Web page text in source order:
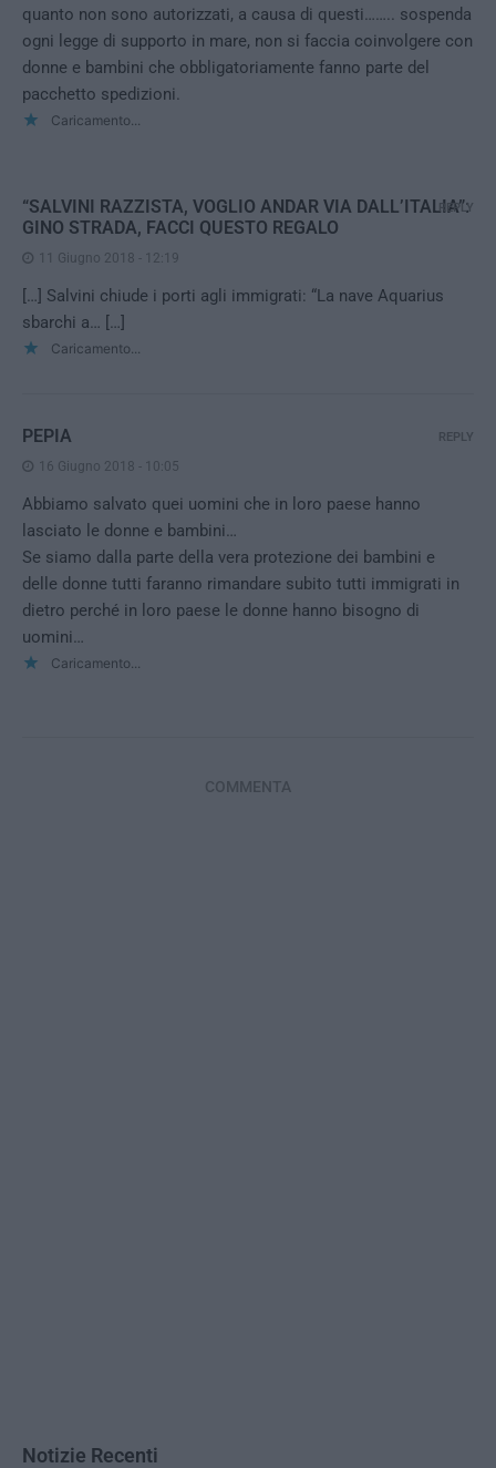
quanto non sono autorizzati, a causa di questi…….. sospenda
ogni legge di supporto in mare, non si faccia coinvolgere con
donne e bambini che obbligatoriamente fanno parte del
pacchetto spedizioni.
Caricamento...
“SALVINI RAZZISTA, VOGLIO ANDAR VIA DALL’ITALIA”:
GINO STRADA, FACCI QUESTO REGALO
11 Giugno 2018 - 12:19
[…] Salvini chiude i porti agli immigrati: “La nave Aquarius
sbarchi a… […]
Caricamento...
REPLY
PEPIA
16 Giugno 2018 - 10:05
Abbiamo salvato quei uomini che in loro paese hanno
lasciato le donne e bambini…
Se siamo dalla parte della vera protezione dei bambini e
delle donne tutti faranno rimandare subito tutti immigrati in
dietro perché in loro paese le donne hanno bisogno di
uomini…
Caricamento...
REPLY
COMMENTA
Notizie Recenti